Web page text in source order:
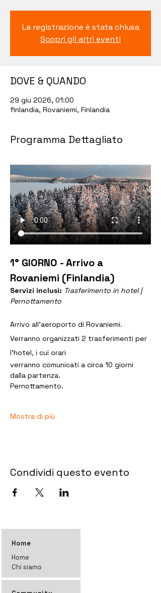
La registrazione è stata chiusa
Scopri gli altri eventi
DOVE & QUANDO
29 giu 2026, 01:00
finlandia, Rovaniemi, Finlandia
Programma Dettagliato
1° GIORNO - Arrivo a
Rovaniemi (Finlandia)
Servizi inclusi: Trasferimento in hotel |
Pernottamento
Arrivo all’aeroporto di Rovaniemi.
Verranno organizzati 2 trasferimenti per
l’hotel, i cui orari
verranno comunicati a circa 10 giorni
dalla partenza.
Pernottamento.
Mostra di più
Condividi questo evento
Home
Home
Chi siamo